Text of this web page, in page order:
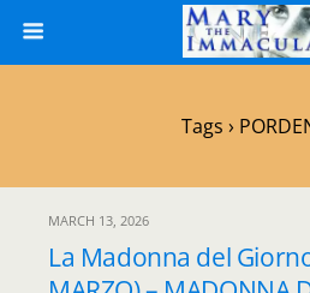
Tags ›
MARCH 13, 2026
La Madonna del